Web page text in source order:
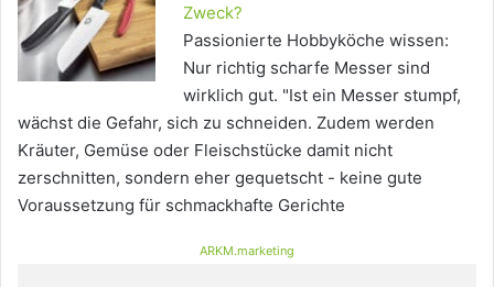
Zweck?
Passionierte Hobbyköche wissen:
Nur richtig scharfe Messer sind
wirklich gut. "Ist ein Messer stumpf,
wächst die Gefahr, sich zu schneiden. Zudem werden
Kräuter, Gemüse oder Fleischstücke damit nicht
zerschnitten, sondern eher gequetscht - keine gute
Voraussetzung für schmackhafte Gerichte
ARKM.marketing